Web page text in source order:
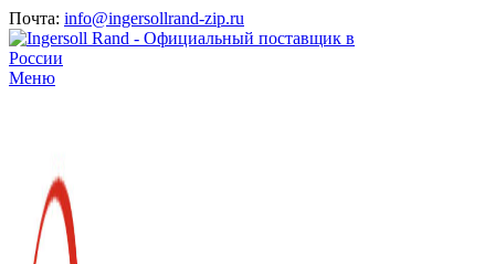
Почта: info@ingersollrand-zip.ru
Меню